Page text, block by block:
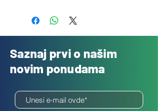
Saznaj prvi o našim
novim ponudama